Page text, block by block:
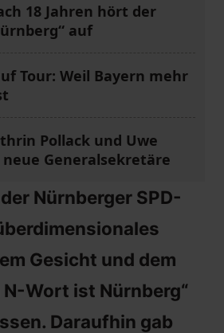
18 Jahren hört der
auf
Tour: Weil Bayern mehr
Pollack und Uwe
Generalsekretäre
Nürnberger SPD-
Gesicht und dem
N-Wort ist Nürnberg“
Daraufhin gab